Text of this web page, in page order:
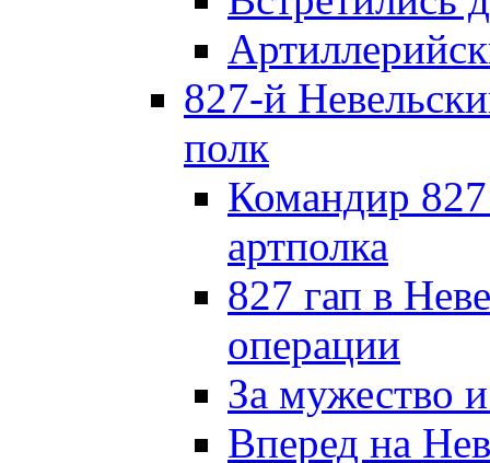
827-й
полк
Командир 827
артполка
827 гап в
операции
За мужество
Вперед на